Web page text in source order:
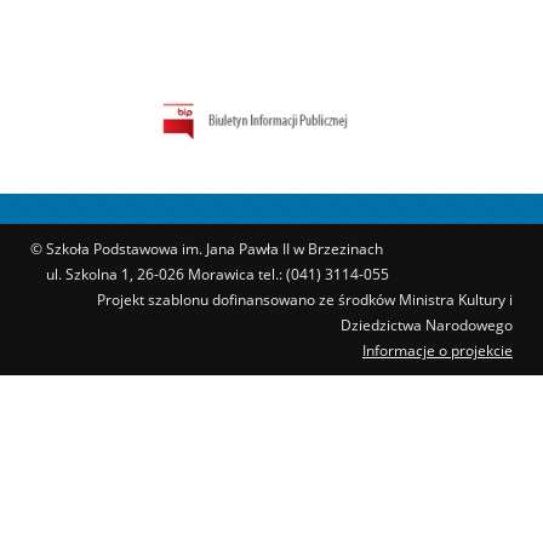
© Szkoła Podstawowa im. Jana Pawła II w Brzezinach
ul. Szkolna 1, 26-026 Morawica tel.: (041) 3114-055
Projekt szablonu dofinansowano ze środków Ministra Kultury i
Dziedzictwa Narodowego
Informacje o projekcie